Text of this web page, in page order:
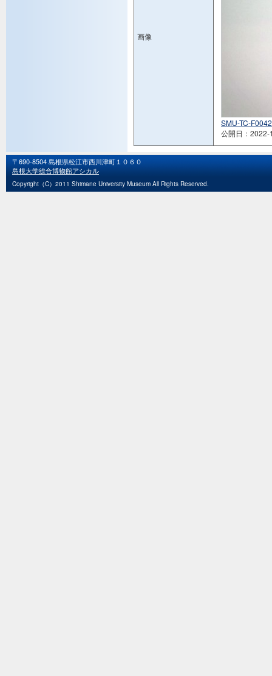
画像
SMU-TC-
公開日：2022-
〒690-8504 島根県松江市西川津町１０６０
島根大学総合博物館アシカル
Copyright（C）2011 Shimane University Museum All Rights Reserved.